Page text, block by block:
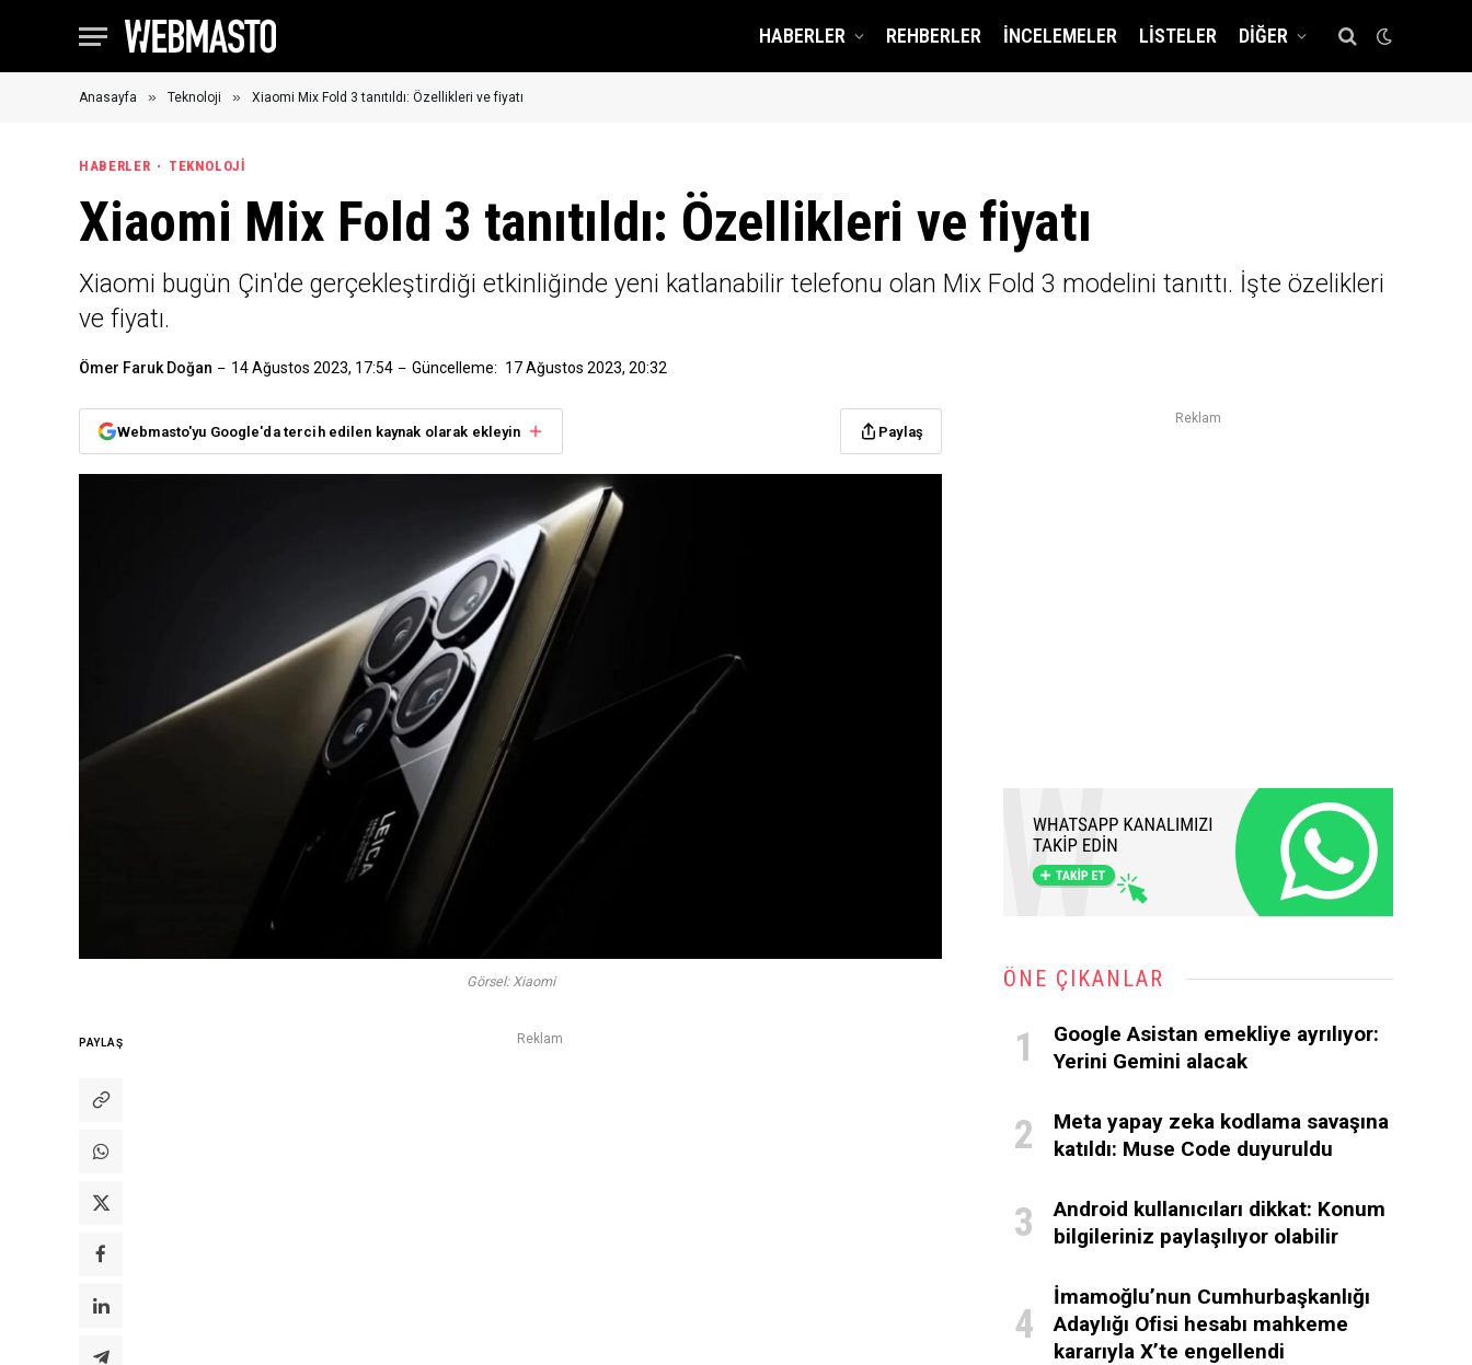
HABERLER REHBERLER İNCELEMELER LISTELER DIĞER
Anasayfa » Teknoloji » Xiaomi Mix Fold 3 tanıtıldı: Özellikleri ve fiyatı
HABERLER TEKNOLOJI
Xiaomi Mix Fold 3 tanıtıldı: Özellikleri ve fiyatı
Xiaomi bugün Çin'de gerçekleştirdiği etkinliğinde yeni katlanabilir telefonu olan Mix Fold 3 modelini tanıttı. İşte özelikleri
ve fiyatı.
Ömer Faruk Doğan 14 Ağustos 2023, 17:54 Güncelleme: 17 Ağustos 2023, 20:32
Webmasto'yu Google'da tercih edilen kaynak olarak ekleyin Paylaş
Görsel: Xiaomi
PAYLAŞ Reklam
Reklam
ÖNE ÇIKANLAR
Google Asistan emekliye ayrılıyor:
Yerini Gemini alacak
Meta yapay zeka kodlama savaşına
katıldı: Muse Code duyuruldu
Android kullanıcıları dikkat: Konum
bilgileriniz paylaşılıyor olabilir
İmamoğlu’nun Cumhurbaşkanlığı
Adaylığı Ofisi hesabı mahkeme
kararıyla X’te engellendi